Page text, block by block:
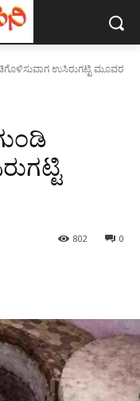
ಉಸಿರುಗಟ್ಟಿ ಮೂವರ
0
802